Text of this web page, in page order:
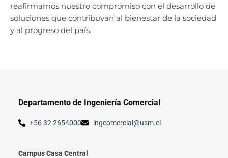
reafirmamos nuestro compromiso con el desarrollo de
soluciones que contribuyan al bienestar de la sociedad
y al progreso del país.
Departamento de Ingeniería Comercial
+56 32 2654000 ingcomercial@usm.cl
Campus Casa Central